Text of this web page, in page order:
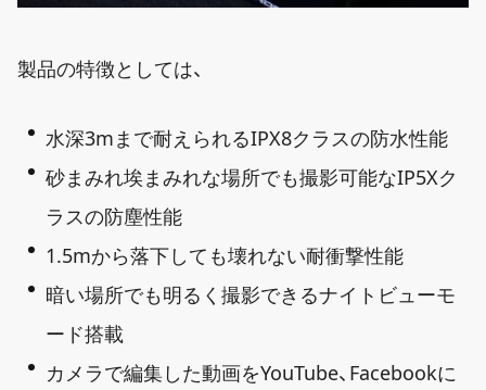
製品の特徴としては、
水深3mまで耐えられるIPX8クラスの防水性能
砂まみれ埃まみれな場所でも撮影可能なIP5Xク
ラスの防塵性能
1.5mから落下しても壊れない耐衝撃性能
暗い場所でも明るく撮影できるナイトビューモ
ード搭載
カメラで編集した動画をYouTube、Facebookに